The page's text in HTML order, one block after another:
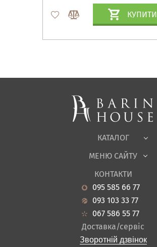
КУПИТИ
КАТАЛОГ
Спальні, Ліжка
Корпусні меблі
Офісні меблі
Садові меблі
Вітальня
Кухня
Передпокої
Ванна
Акціі
МЕНЮ САЙТУ
Про нас
Новини
Гарантія
Кредит
Оплата і доставка
Відгуки
КОНТАКТИ
095 585 66 77
093 103 33 77
067 586 55 77
Доставка/сервіс
Зворотній дзвінок